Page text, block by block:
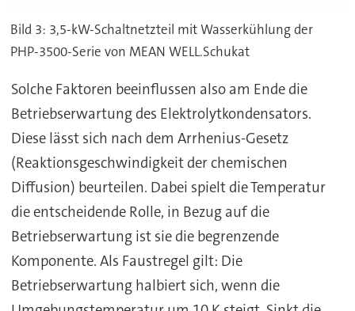
Bild 3: 3,5-kW-Schaltnetzteil mit Wasserkühlung der
PHP-3500-Serie von MEAN WELL.Schukat
Solche Faktoren beeinflussen also am Ende die
Betriebserwartung des Elektrolytkondensators.
Diese lässt sich nach dem Arrhenius-Gesetz
(Reaktionsgeschwindigkeit der chemischen
Diffusion) beurteilen. Dabei spielt die Temperatur
die entscheidende Rolle, in Bezug auf die
Betriebserwartung ist sie die begrenzende
Komponente. Als Faustregel gilt: Die
Betriebserwartung halbiert sich, wenn die